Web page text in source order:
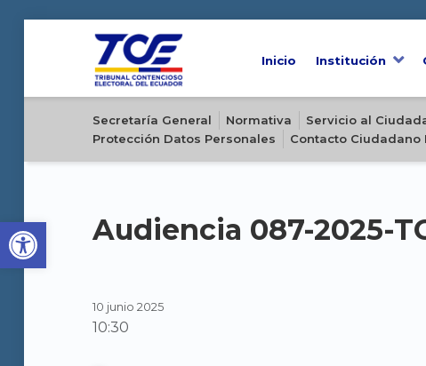
Open toolbar
Inicio Institución
Secretaría General Normativa Servicio al
Protección Datos Personales
Contacto Ciudadano
Audiencia 087-2025-
10 junio 2025
10:30